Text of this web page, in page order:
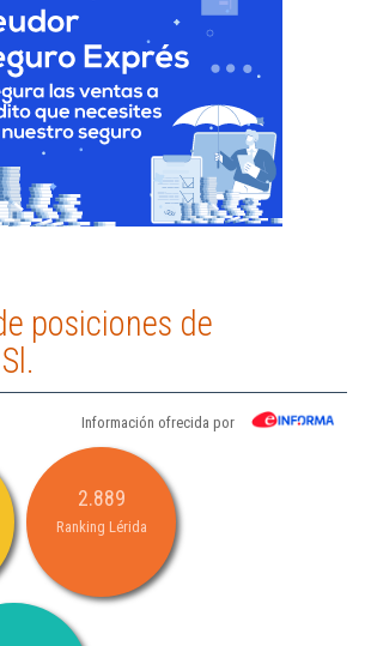
posiciones de
Información ofrecida por
2.889
Ranking Lérida